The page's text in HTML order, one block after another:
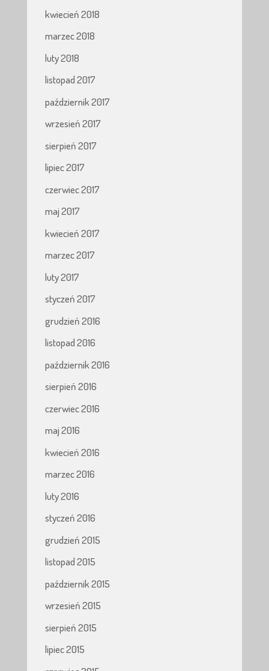
kwiecień 2018
marzec 2018
luty 2018
listopad 2017
październik 2017
wrzesień 2017
sierpień 2017
lipiec 2017
czerwiec 2017
maj 2017
kwiecień 2017
marzec 2017
luty 2017
styczeń 2017
grudzień 2016
listopad 2016
październik 2016
sierpień 2016
czerwiec 2016
maj 2016
kwiecień 2016
marzec 2016
luty 2016
styczeń 2016
grudzień 2015
listopad 2015
październik 2015
wrzesień 2015
sierpień 2015
lipiec 2015